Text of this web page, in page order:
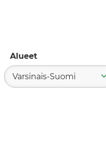
Alueet
Varsinais-Suomi